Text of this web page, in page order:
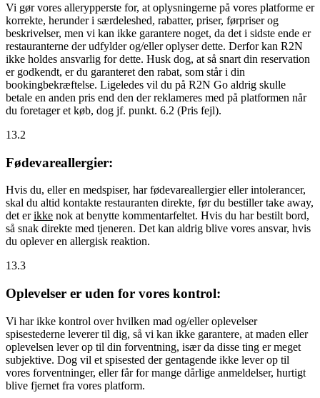
Vi gør vores allerypperste for, at oplysningerne på vores platforme er
korrekte, herunder i særdeleshed, rabatter, priser, førpriser og
beskrivelser, men vi kan ikke garantere noget, da det i sidste ende er
restauranterne der udfylder og/eller oplyser dette. Derfor kan R2N
ikke holdes ansvarlig for dette. Husk dog, at så snart din reservation
er godkendt, er du garanteret den rabat, som står i din
bookingbekræftelse. Ligeledes vil du på R2N Go aldrig skulle
betale en anden pris end den der reklameres med på platformen når
du foretager et køb, dog jf. punkt. 6.2 (Pris fejl).
13.2
Fødevareallergier:
Hvis du, eller en medspiser, har fødevareallergier eller intolerancer,
skal du altid kontakte restauranten direkte, før du bestiller take away,
det erikke nok at benytte kommentarfeltet. Hvis du har bestilt bord,
så snak direkte med tjeneren. Det kan aldrig blive vores ansvar, hvis
du oplever en allergisk reaktion.
13.3
Oplevelser er uden for vores kontrol:
Vi har ikke kontrol over hvilken mad og/eller oplevelser
spisestederne leverer til dig, så vi kan ikke garantere, at maden eller
oplevelsen lever op til din forventning, især da disse ting er meget
subjektive. Dog vil et spisested der gentagende ikke lever op til
vores forventninger, eller får for mange dårlige anmeldelser, hurtigt
blive fjernet fra vores platform.